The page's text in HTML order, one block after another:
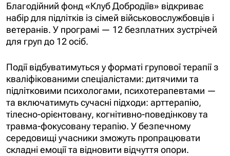
Благодійний фонд «Клуб Добродіїв» відкриває
набір для підлітків із сімей військовослужбовців і
ветеранів. У програмі — 12 безплатних зустрічей
для груп до 12 осіб.
Події відбуватимуться у форматі групової терапії з
кваліфікованими спеціалістами: дитячими та
підлітковими психологами, психотерапевтами —
та включатимуть сучасні підходи: арттерапію,
тілесно-орієнтовану, когнітивно-поведінкову та
травма-фокусовану терапію. У безпечному
середовищі учасники зможуть пропрацювати
складні емоції та відновити відчуття опори.